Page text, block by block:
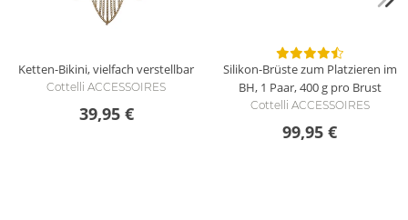
Ketten-Bikini, vielfach verstellbar
Cottelli ACCESSOIRES
39,95 €
Silikon-Brüste zum Platzieren im
BH, 1 Paar, 400 g pro Brust
Cottelli ACCESSOIRES
99,95 €